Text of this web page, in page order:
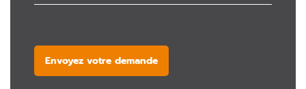
Envoyez votre demande